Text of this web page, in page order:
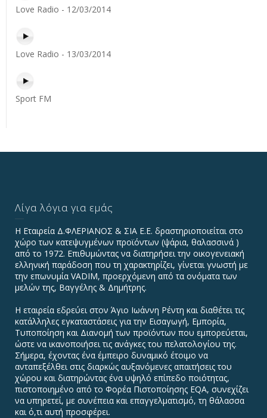
Love Radio - 12/03/2014
Love Radio - 13/03/2014
Sport FM
Λίγα λόγια για εμάς
Η Εταιρεία Δ.ΦΛΕΡΙΑΝΟΣ & ΣΙΑ Ε.Ε. δραστηριοποιείται στο
χώρο των κατεψυγμένων προϊόντων (ψάρια, θαλασσινά )
από το 1972. Επιθυμώντας να διατηρήσει την οικογενειακή
ελληνική παράδοση που τη χαρακτηρίζει, γίνεται γνωστή με
την επωνυμία VADIΜ, προερχόμενη από τα ονόματα των
μελών της, Βαγγέλης & Δημήτρης.
Η εταιρεία εδρεύει στον Άγιο Ιωάννη Ρέντη και διαθέτει τις
κατάλληλες εγκαταστάσεις για την Εισαγωγή, Εμπορία,
Τυποποίηση και Διανομή των προϊόντων που εμπορεύεται,
ώστε να ικανοποιήσει τις ανάγκες του πελατολογίου της.
Σήμερα, έχοντας ένα έμπειρο δυναμικό έτοιμο να
ανταπεξέλθει στις διαρκώς αυξανόμενες απαιτήσεις του
χώρου και διατηρώντας ένα υψηλό επίπεδο ποιότητας,
πιστοποιημένο από το Φορέα Πιστοποίησης EQA, συνεχίζει
να υπηρετεί, με συνέπεια και επαγγελματισμό, τη θάλασσα
και ό,τι αυτή προσφέρει.